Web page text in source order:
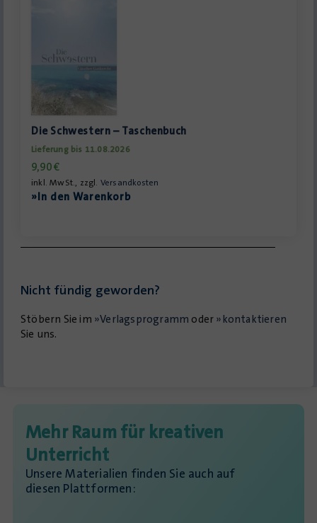
Die Schwestern – Taschenbuch
Lieferung bis 11.08.2026
9,90€
inkl. MwSt., zzgl. Versandkosten
»In den Warenkorb
Nicht fündig geworden?
Stöbern Sie im »Verlagsprogramm oder »kontaktieren
Sie uns.
Mehr Raum für kreativen
Unterricht
Unsere Materialien finden Sie auch auf
diesen Plattformen: